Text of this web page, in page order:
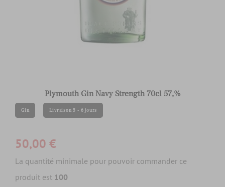
Plymouth Gin Navy Strength 70cl 57,%
Gin Livraison 5 - 6 jours
50,00 €
La quantité minimale pour pouvoir commander ce
produit est 100